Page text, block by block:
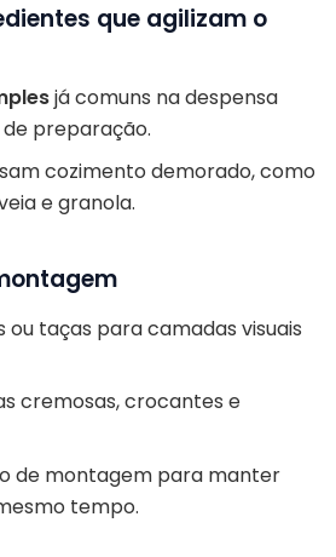
que agilizam o
já comuns na despensa
preparação.
cozimento demorado, como
e granola.
ou taças para camadas visuais
cremosas, crocantes e
de montagem para manter
tempo.